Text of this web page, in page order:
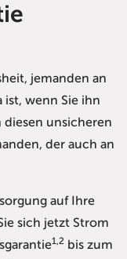
jemanden an
ist, wenn Sie ihn
diesen unsicheren
der auch an
auf Ihre
sich jetzt Strom
1,2 bis zum